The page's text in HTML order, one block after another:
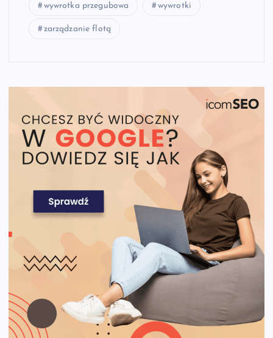
wywrotka przegubowa wywrotki
zarządzanie flotą